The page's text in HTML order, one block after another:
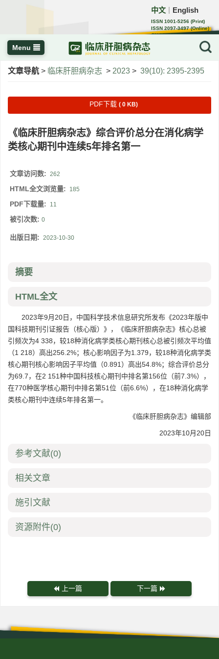
中文 English
ISSN 1001-5256 (Print)
ISSN 2097-3497 (Online)
CN 22-1108/R
Menu
文章导航 > 临床肝胆病杂志 > 2023 > 39(10): 2395-2395
PDF下载 ( 0 KB)
《临床肝胆病杂志》综合评价总分在消化病学
类核心期刊中连续5年排名第一
文章访问数: 262
HTML全文浏览量: 185
PDF下载量: 11
被引次数: 0
出版日期: 2023-10-30
摘要
HTML全文
2023年9月20日，中国科学技术信息研究所发布《2023年版中
国科技期刊引证报告（核心版）》，《临床肝胆病杂志》核心总被
引频次为4 338，较18种消化病学类核心期刊核心总被引频次平均值
（1 218）高出256.2%；核心影响因子为1.379，较18种消化病学类
核心期刊核心影响因子平均值（0.891）高出54.8%；综合评价总分
为69.7，在2 151种中国科技核心期刊中排名第156位（前7.3%），
在770种医学核心期刊中排名第51位（前6.6%），在18种消化病学
类核心期刊中连续5年排名第一。
《临床肝胆病杂志》编辑部
2023年10月20日
参考文献(0)
相关文章
施引文献
资源附件(0)
上一篇 下一篇